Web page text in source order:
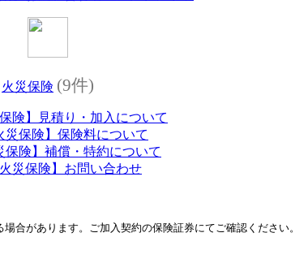
火災保険 (9件)
保険】見積り・加入について
災保険】保険料について
保険】補償・特約について
火災保険】お問い合わせ
合があります。ご加入契約の保険証券にてご確認ください。